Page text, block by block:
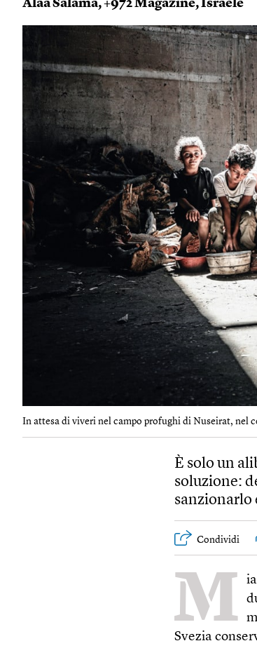
Alaa Salama,+972 Magazine,Israele
In attesa di viveri nel campo profughi di Nuseirat, nel
È solo un
soluzione:
sanzionarlo
Condividi
M
Svezia